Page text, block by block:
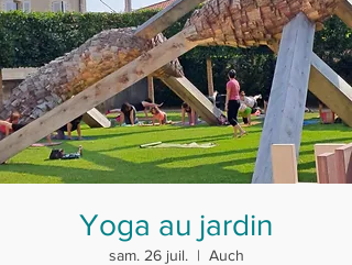
Yoga au jardin
sam. 26 juil.
  |
Auch